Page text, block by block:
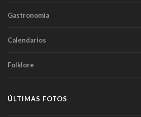
Gastronomía
Calendarios
Folklore
ÚLTIMAS FOTOS